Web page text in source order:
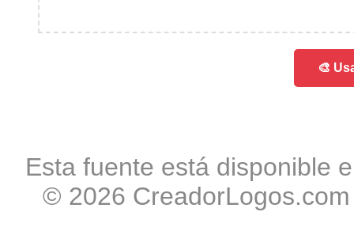
🎨
Esta fuente está disponible
© 2026